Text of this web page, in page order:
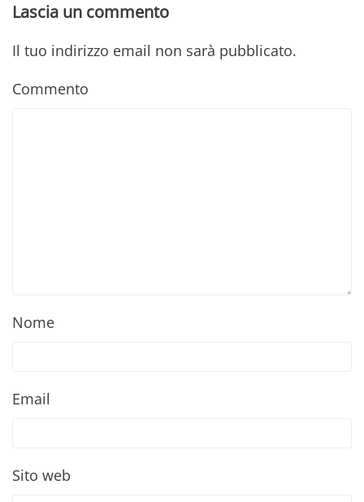
Lascia un commento
Il tuo indirizzo email non sarà pubblicato.
Commento
Nome
Email
Sito web